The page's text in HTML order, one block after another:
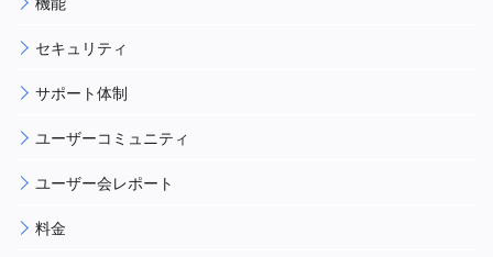
セキュリティ
サポート体制
ユーザーコミュニティ
ユーザー会レポート
料金